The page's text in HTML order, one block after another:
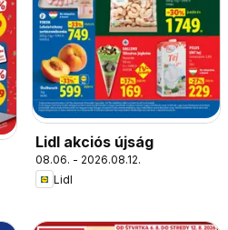
Lidl akciós újság
08.06. - 2026.08.12.
Lidl